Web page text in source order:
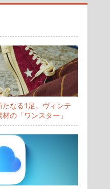
なる1足。ヴィンテ
の「ワンスター」